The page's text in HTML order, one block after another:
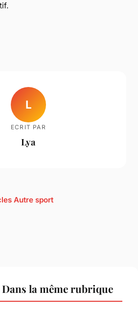
L
ECRIT PAR
Lya
Autre sport
la même rubrique